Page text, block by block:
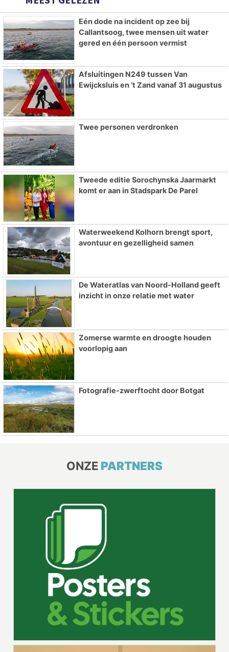
Eén dode na incident op zee bij
Callantsoog, twee mensen uit water
gered en één persoon vermist
Afsluitingen N249 tussen Van
Ewijcksluis en ’t Zand vanaf 31 augustus
Twee personen verdronken
Tweede editie Sorochynska Jaarmarkt
komt er aan in Stadspark De Parel
Waterweekend Kolhorn brengt sport,
avontuur en gezelligheid samen
De Wateratlas van Noord-Holland geeft
inzicht in onze relatie met water
Zomerse warmte en droogte houden
voorlopig aan
Fotografie-zwerftocht door Botgat
ONZE PARTNERS